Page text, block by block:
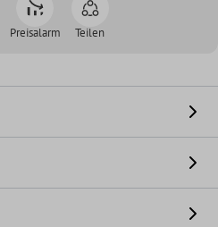
Preisalarm Teilen